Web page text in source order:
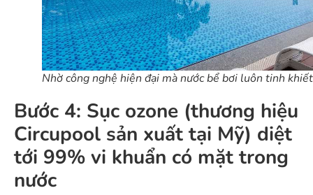
Nhờ công nghệ hiện đại mà nước bể bơi luôn tinh khiết
Bước 4: Sục ozone (thương hiệu
Circupool sản xuất tại Mỹ) diệt
tới 99% vi khuẩn có mặt trong
nước